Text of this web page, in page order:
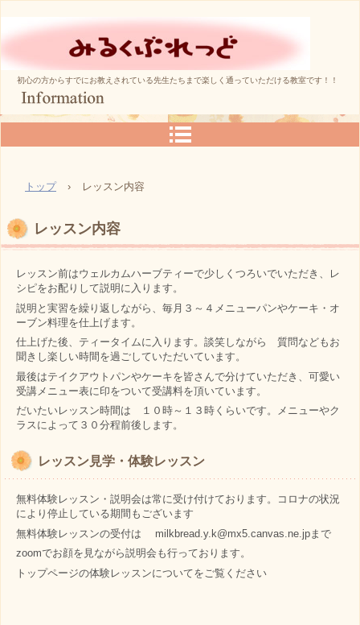
初心の方からすでにお教えされている先生たちまで楽しく通っていただける教室です！！
トップ › レッスン内容
レッスン内容
レッスン前はウェルカムハーブティーで少しくつろいでいただき、レ
シピをお配りして説明に入ります。
説明と実習を繰り返しながら、毎月３～４メニューパンやケーキ・オ
ーブン料理を仕上げます。
仕上げた後、ティータイムに入ります。談笑しながら 質問などもお
聞きし楽しい時間を過ごしていただいています。
最後はテイクアウトパンやケーキを皆さんで分けていただき、可愛い
受講メニュー表に印をついて受講料を頂いています。
だいたいレッスン時間は １０時～１３時くらいです。メニューやク
ラスによって３０分程前後します。
レッスン見学・体験レッスン
無料体験レッスン・説明会は常に受け付けております。コロナの状況
により停止している期間もございます
無料体験レッスンの受付は milkbread.y.k@mx5.canvas.ne.jpまで
zoomでお顔を見ながら説明会も行っております。
トップページの体験レッスンについてをご覧ください